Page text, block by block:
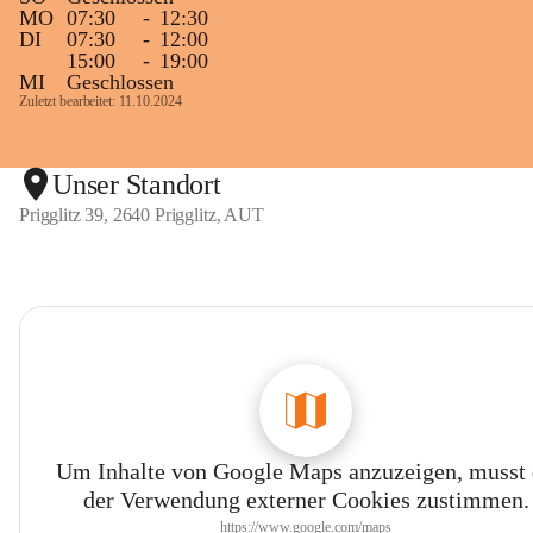
MO 07:30 - 12:30
DI
07:30 - 12:00
15:00
- 19:00
MI
Geschlossen
Zuletzt bearbeitet: 11.10.2024
Unser Standort
Prigglitz 39, 2640 Prigglitz, AUT
Um Inhalte von Google Maps anzuzeigen, musst
der Verwendung externer Cookies zustimmen.
https://www.google.com/maps